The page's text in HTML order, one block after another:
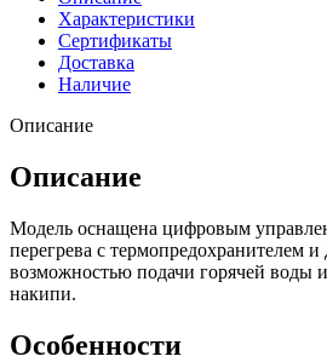
Характеристики
Сертификаты
Доставка
Наличие
Описание
Описание
Модель оснащена цифровым
перегрева с термопредохранителем
возможностью подачи горячей воды
накипи.
Особенности